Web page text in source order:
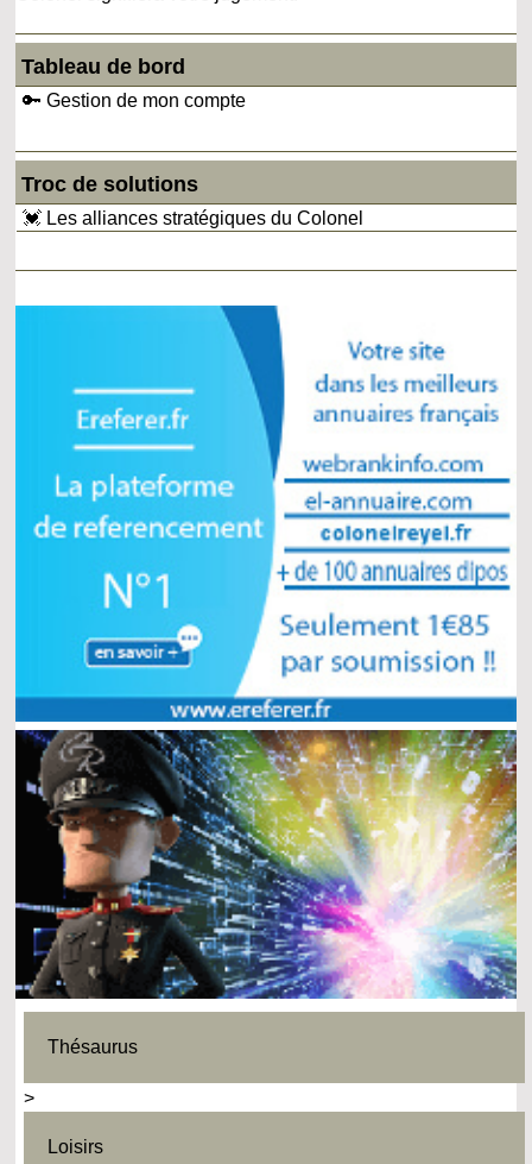
Tableau de bord
🔑 Gestion de mon compte
Troc de solutions
💓 Les alliances stratégiques du Colonel
Thésaurus
>
Loisirs